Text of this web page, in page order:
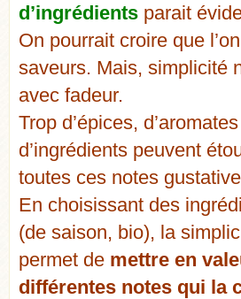
d’ingrédients parait
On pourrait croire que
saveurs. Mais, simplicité
avec fadeur.
Trop d’épices,
d’ingrédients peuvent
toutes ces notes
En choisissant des
(de saison, bio), la
permet de mettre en
différentes notes qui la